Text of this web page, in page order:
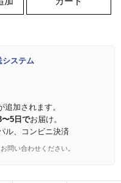
システム
追加されます。
5日でお届け。
ル、コンビニ決済
問い合わせください。